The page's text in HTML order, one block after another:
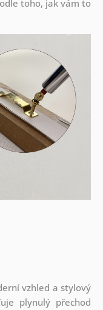
toho, jak vám to
vzhled a stylový
plynulý přechod